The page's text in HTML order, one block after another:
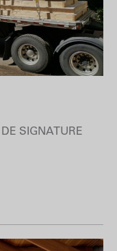
SIGNATURE